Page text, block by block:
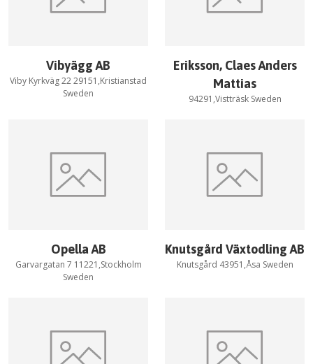
Vibyägg AB
Viby Kyrkväg 22 29151,Kristianstad
Sweden
Eriksson, Claes Anders
Mattias
94291,Vistträsk Sweden
Opella AB
Garvargatan 7 11221,Stockholm
Sweden
Knutsgård Växtodling AB
Knutsgård 43951,Åsa Sweden